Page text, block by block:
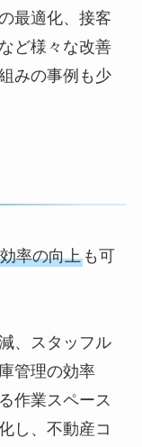
最適化、接客
ど様々な改善
みの事例も少
率の向上も可
、スタッフル
管理の効率
作業スペース
し、不動産コ